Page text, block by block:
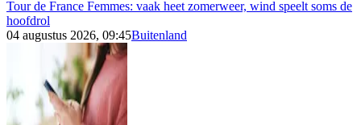
Tour de France Femmes: vaak heet zomerweer, wind speelt soms de
hoofdrol
04 augustus 2026, 09:45Buitenland